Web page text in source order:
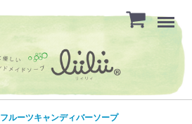
Menu
フルーツキャンディバーソープ